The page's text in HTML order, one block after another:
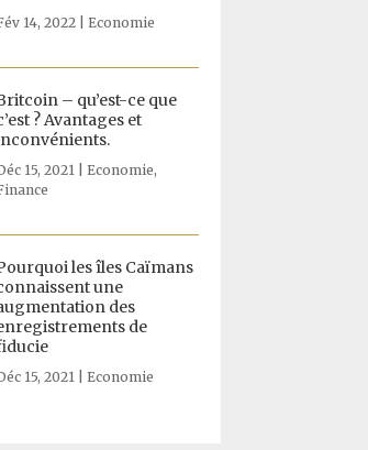
14, 2022 |Economie
– qu’est-ce que
? Avantages et
15, 2021 |Economie,
les îles Caïmans
une
des
de
15, 2021 |Economie